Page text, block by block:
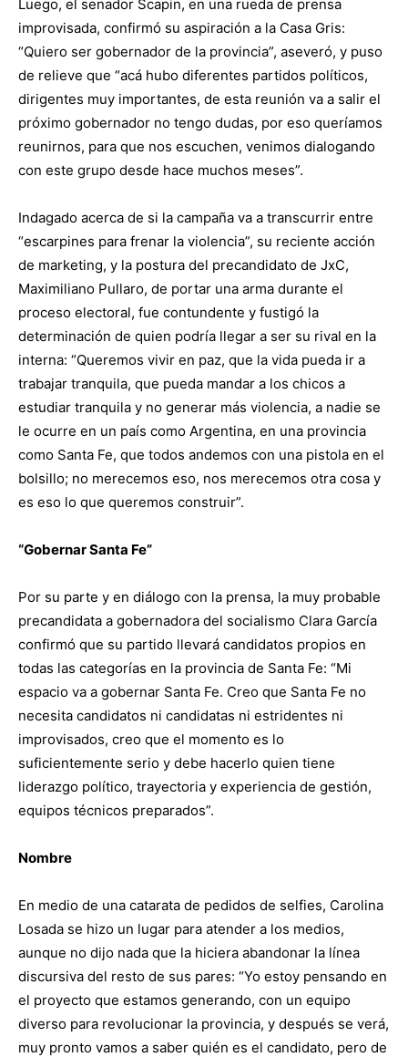
Luego, el senador Scapin, en una rueda de prensa
improvisada, confirmó su aspiración a la Casa Gris:
“Quiero ser gobernador de la provincia”, aseveró, y puso
de relieve que “acá hubo diferentes partidos políticos,
dirigentes muy importantes, de esta reunión va a salir el
próximo gobernador no tengo dudas, por eso queríamos
reunirnos, para que nos escuchen, venimos dialogando
con este grupo desde hace muchos meses”.
Indagado acerca de si la campaña va a transcurrir entre
“escarpines para frenar la violencia”, su reciente acción
de marketing, y la postura del precandidato de JxC,
Maximiliano Pullaro, de portar una arma durante el
proceso electoral, fue contundente y fustigó la
determinación de quien podría llegar a ser su rival en la
interna: “Queremos vivir en paz, que la vida pueda ir a
trabajar tranquila, que pueda mandar a los chicos a
estudiar tranquila y no generar más violencia, a nadie se
le ocurre en un país como Argentina, en una provincia
como Santa Fe, que todos andemos con una pistola en el
bolsillo; no merecemos eso, nos merecemos otra cosa y
es eso lo que queremos construir”.
“Gobernar Santa Fe”
Por su parte y en diálogo con la prensa, la muy probable
precandidata a gobernadora del socialismo Clara García
confirmó que su partido llevará candidatos propios en
todas las categorías en la provincia de Santa Fe: “Mi
espacio va a gobernar Santa Fe. Creo que Santa Fe no
necesita candidatos ni candidatas ni estridentes ni
improvisados, creo que el momento es lo
suficientemente serio y debe hacerlo quien tiene
liderazgo político, trayectoria y experiencia de gestión,
equipos técnicos preparados”.
Nombre
En medio de una catarata de pedidos de selfies, Carolina
Losada se hizo un lugar para atender a los medios,
aunque no dijo nada que la hiciera abandonar la línea
discursiva del resto de sus pares: “Yo estoy pensando en
el proyecto que estamos generando, con un equipo
diverso para revolucionar la provincia, y después se verá,
muy pronto vamos a saber quién es el candidato, pero de